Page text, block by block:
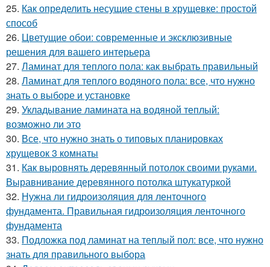
25. Как определить несущие стены в хрущевке: простой
способ
26. Цветущие обои: современные и эксклюзивные
решения для вашего интерьера
27. Ламинат для теплого пола: как выбрать правильный
28. Ламинат для теплого водяного пола: все, что нужно
знать о выборе и установке
29. Укладывание ламината на водяной теплый:
возможно ли это
30. Все, что нужно знать о типовых планировках
хрущевок 3 комнаты
31. Как выровнять деревянный потолок своими руками.
Выравнивание деревянного потолка штукатуркой
32. Нужна ли гидроизоляция для ленточного
фундамента. Правильная гидроизоляция ленточного
фундамента
33. Подложка под ламинат на теплый пол: все, что нужно
знать для правильного выбора